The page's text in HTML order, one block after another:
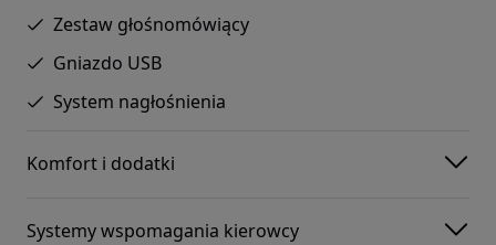
Zestaw głośnomówiący
Gniazdo USB
System nagłośnienia
Komfort i dodatki
Systemy wspomagania kierowcy